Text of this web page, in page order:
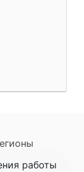
работы